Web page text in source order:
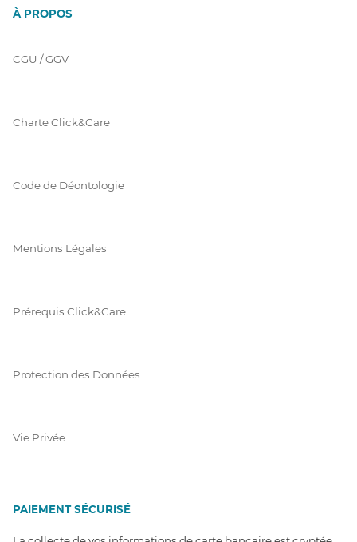
À PROPOS
CGU / GGV
Charte Click&Care
Code de Déontologie
Mentions Légales
Prérequis Click&Care
Protection des Données
Vie Privée
PAIEMENT SÉCURISÉ